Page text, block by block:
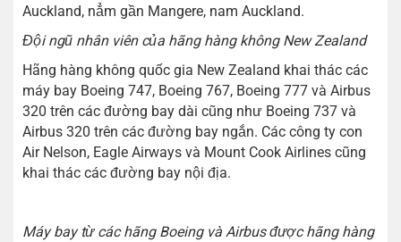
Auckland, nẳm gần Mangere, nam Auckland.
Đội ngũ nhân viên của hãng hàng không New Zealand
Hãng hàng không quốc gia New Zealand khai thác các
máy bay Boeing 747, Boeing 767, Boeing 777 và Airbus
320 trên các đường bay dài cũng như Boeing 737 và
Airbus 320 trên các đường bay ngắn. Các công ty con
Air Nelson, Eagle Airways và Mount Cook Airlines cũng
khai thác các đường bay nội địa.
Máy bay từ các hãng Boeing và Airbus được hãng hàng